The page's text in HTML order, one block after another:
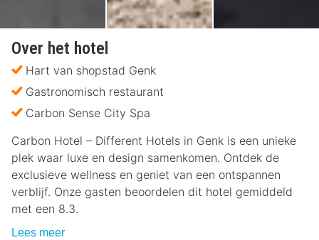
Over het hotel
Hart van shopstad Genk
Gastronomisch restaurant
Carbon Sense City Spa
Carbon Hotel – Different Hotels in Genk is een unieke
plek waar luxe en design samenkomen. Ontdek de
exclusieve wellness en geniet van een ontspannen
verblijf. Onze gasten beoordelen dit hotel gemiddeld
met een 8.3.
Lees meer